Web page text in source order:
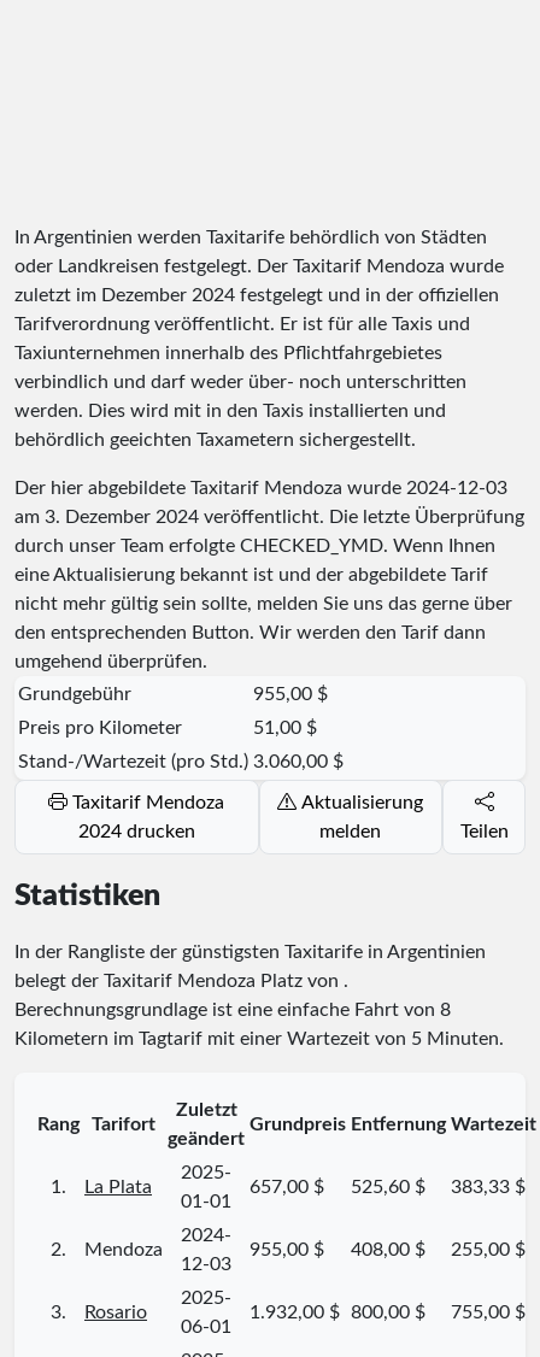
In Argentinien werden Taxitarife behördlich von Städten
oder Landkreisen festgelegt. Der Taxitarif Mendoza wurde
zuletzt im Dezember 2024 festgelegt und in der offiziellen
Tarifverordnung veröffentlicht. Er ist für alle Taxis und
Taxiunternehmen innerhalb des Pflichtfahrgebietes
verbindlich und darf weder über- noch unterschritten
werden. Dies wird mit in den Taxis installierten und
behördlich geeichten Taxametern sichergestellt.
Der hier abgebildete Taxitarif Mendoza wurde 2024-12-03
am 3. Dezember 2024 veröffentlicht. Die letzte Überprüfung
durch unser Team erfolgte CHECKED_YMD. Wenn Ihnen
eine Aktualisierung bekannt ist und der abgebildete Tarif
nicht mehr gültig sein sollte, melden Sie uns das gerne über
den entsprechenden Button. Wir werden den Tarif dann
umgehend überprüfen.
Grundgebühr
955,00 $
Preis pro Kilometer
51,00 $
Stand-/Wartezeit (pro Std.) 3.060,00 $
Taxitarif Mendoza
2024 drucken
Aktualisierung
melden
Teilen
Statistiken
In der Rangliste der günstigsten Taxitarife in Argentinien
belegt der Taxitarif Mendoza Platz von .
Berechnungsgrundlage ist eine einfache Fahrt von 8
Kilometern im Tagtarif mit einer Wartezeit von 5 Minuten.
Rang Tarifort
Zuletzt
geändert
Grundpreis Entfernung Wartezeit
1. La Plata
2025-
01-01
657,00 $ 525,60 $ 383,33 $
2. Mendoza
2024-
12-03
955,00 $ 408,00 $ 255,00 $
3. Rosario
2025-
06-01
1.932,00 $ 800,00 $ 755,00 $